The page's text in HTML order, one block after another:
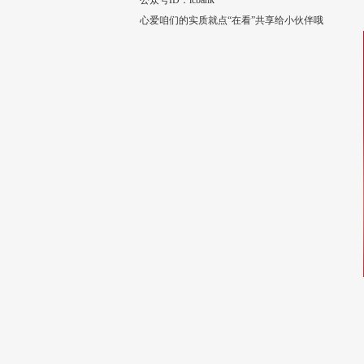
心爱咱们的实质就点“在看”共享给小伙伴哦